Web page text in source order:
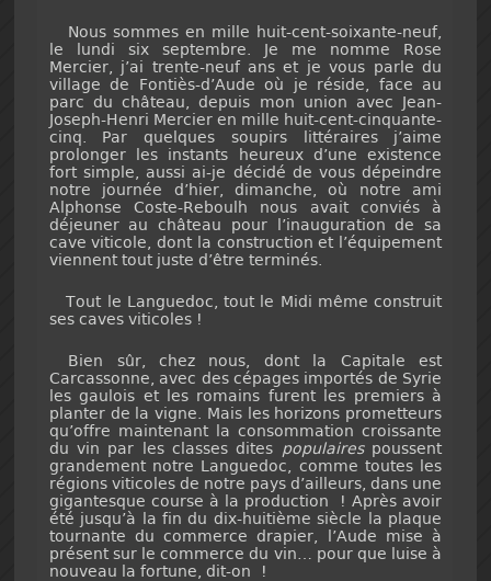
Nous sommes en mille huit-cent-soixante-neuf,
le lundi six septembre. Je me nomme Rose
Mercier, j’ai trente-neuf ans et je vous parle du
village de Fontiès-d’Aude où je réside, face au
parc du château, depuis mon union avec Jean-
Joseph-Henri Mercier en mille huit-cent-cinquante-
cinq. Par quelques soupirs littéraires j’aime
prolonger les instants heureux d’une existence
fort simple, aussi ai-je décidé de vous dépeindre
notre journée d’hier, dimanche, où notre ami
Alphonse Coste-Reboulh nous avait conviés à
déjeuner au château pour l’inauguration de sa
cave viticole, dont la construction et l’équipement
viennent tout juste d’être terminés.
Tout le Languedoc, tout le Midi même construit
ses caves viticoles !
Bien sûr, chez nous, dont la Capitale est
Carcassonne, avec des cépages importés de Syrie
les gaulois et les romains furent les premiers à
planter de la vigne. Mais les horizons prometteurs
qu’offre maintenant la consommation croissante
du vin par les classes dites populairespoussent
grandement notre Languedoc, comme toutes les
régions viticoles de notre pays d’ailleurs, dans une
gigantesque course à la production ! Après avoir
été jusqu’à la fin du dix-huitième siècle la plaque
tournante du commerce drapier, l’Aude mise à
présent sur le commerce du vin… pour que luise à
nouveau la fortune, dit-on !